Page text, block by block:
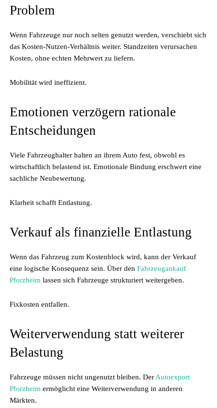
Problem
Wenn Fahrzeuge nur noch selten genutzt werden, verschiebt sich
das Kosten-Nutzen-Verhältnis weiter. Standzeiten verursachen
Kosten, ohne echten Mehrwert zu liefern.
Mobilität wird ineffizient.
Emotionen verzögern rationale
Entscheidungen
Viele Fahrzeughalter halten an ihrem Auto fest, obwohl es
wirtschaftlich belastend ist. Emotionale Bindung erschwert eine
sachliche Neubewertung.
Klarheit schafft Entlastung.
Verkauf als finanzielle Entlastung
Wenn das Fahrzeug zum Kostenblock wird, kann der Verkauf
eine logische Konsequenz sein. Über den Fahrzeugankauf
Pforzheim lassen sich Fahrzeuge strukturiert weitergeben.
Fixkosten entfallen.
Weiterverwendung statt weiterer
Belastung
Fahrzeuge müssen nicht ungenutzt bleiben. Der Autoexport
Pforzheim ermöglicht eine Weiterverwendung in anderen
Märkten.